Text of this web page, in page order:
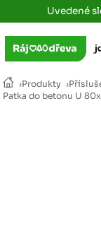
Uvedené
›Produkty ›
Patka do betonu U